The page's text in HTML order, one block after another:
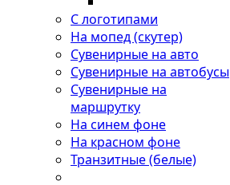
С логотипами
На мопед (скутер)
Сувенирные на авто
Сувенирные на автобусы
Сувенирные на
маршрутку
На синем фоне
На красном фоне
Транзитные (белые)